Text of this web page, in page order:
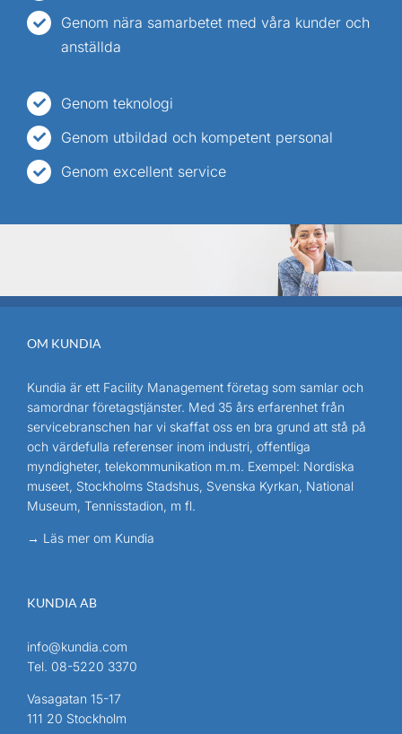
Genom nära samarbetet med våra kunder och
anställda
Genom teknologi
Genom utbildad och kompetent personal
Genom excellent service
OM KUNDIA
Kundia är ett Facility Management företag som samlar och
samordnar företagstjänster. Med 35 års erfarenhet från
servicebranschen har vi skaffat oss en bra grund att stå på
och värdefulla referenser inom industri, offentliga
myndigheter, telekommunikation m.m. Exempel: Nordiska
museet, Stockholms Stadshus, Svenska Kyrkan, National
Museum, Tennisstadion, m fl.
→ Läs mer om Kundia
KUNDIA AB
info@kundia.com
Tel. 08-5220 3370
Vasagatan 15-17
111 20 Stockholm